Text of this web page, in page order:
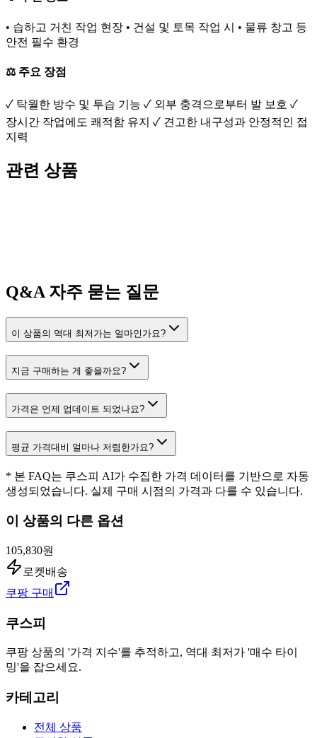
• 습하고 거친 작업 현장 • 건설 및 토목 작업 시 • 물류 창고 등
안전 필수 환경
⚖️ 주요 장점
✓ 탁월한 방수 및 투습 기능 ✓ 외부 충격으로부터 발 보호 ✓
장시간 작업에도 쾌적함 유지 ✓ 견고한 내구성과 안정적인 접
지력
관련 상품
Q&A 자주 묻는 질문
이 상품의 역대 최저가는 얼마인가요?
지금 구매하는 게 좋을까요?
가격은 언제 업데이트 되었나요?
평균 가격대비 얼마나 저렴한가요?
* 본 FAQ는 쿠스피 AI가 수집한 가격 데이터를 기반으로 자동
생성되었습니다. 실제 구매 시점의 가격과 다를 수 있습니다.
이 상품의 다른 옵션
105,830원
로켓배송
쿠팡 구매
쿠스피
쿠팡 상품의 '가격 지수'를 추적하고, 역대 최저가 '매수 타이
밍'을 잡으세요.
카테고리
전체 상품